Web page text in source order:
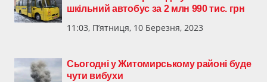
шкільний автобус за 2 млн 990 тис. грн
11:03, П’ятниця, 10 Березня, 2023
Сьогодні у Житомирському районі буде
чути вибухи